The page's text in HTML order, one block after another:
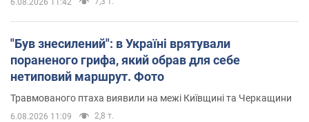
6.08.2026 11:42
"Був знесилений": в Україні врятували
пораненого грифа, який обрав для себе
нетиповий маршрут. Фото
Травмованого птаха виявили на межі Київщині та Черкащини
6.08.2026 11:09 2,8 т.